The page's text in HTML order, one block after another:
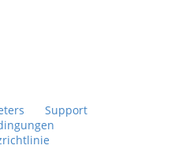
Support